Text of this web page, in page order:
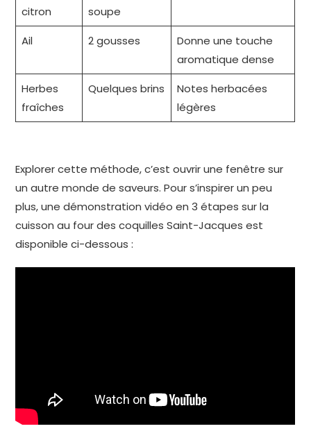
citron
soupe
Ail 2 gousses
Donne une touche
aromatique dense
Herbes
fraîches
Quelques brins
Notes herbacées
légères
Explorer cette méthode, c’est ouvrir une fenêtre sur
un autre monde de saveurs. Pour s’inspirer un peu
plus, une démonstration vidéo en 3 étapes sur la
cuisson au four des coquilles Saint-Jacques est
disponible ci-dessous :